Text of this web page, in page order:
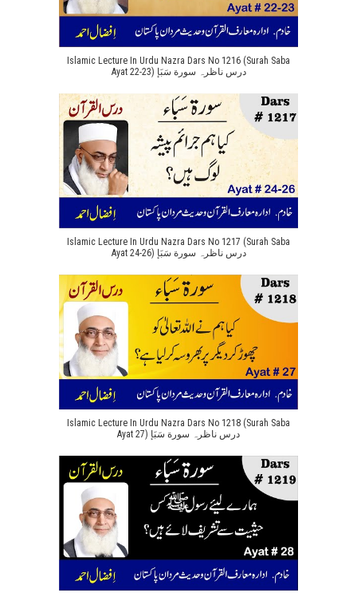
Islamic Lecture In Urdu Nazra Dars No 1216 (Surah Saba
Ayat 22-23) درس ناظرہ سورة سَبَإ
Islamic Lecture In Urdu Nazra Dars No 1217 (Surah Saba
Ayat 24-26) درس ناظرہ سورة سَبَإ
Islamic Lecture In Urdu Nazra Dars No 1218 (Surah Saba
Ayat 27) درس ناظرہ سورة سَبَإ